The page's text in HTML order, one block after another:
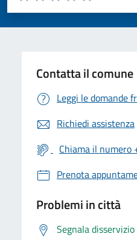
Valuta 5
Valuta 4 stelle su
Valuta 3 stelle su 5
Valuta 2 stelle su 5
Valuta 1 stelle su 5
Contatta il comune
Leggi le domande
Richiedi assistenza
Chiama il
Prenota
Problemi in città
Segnala disservizio